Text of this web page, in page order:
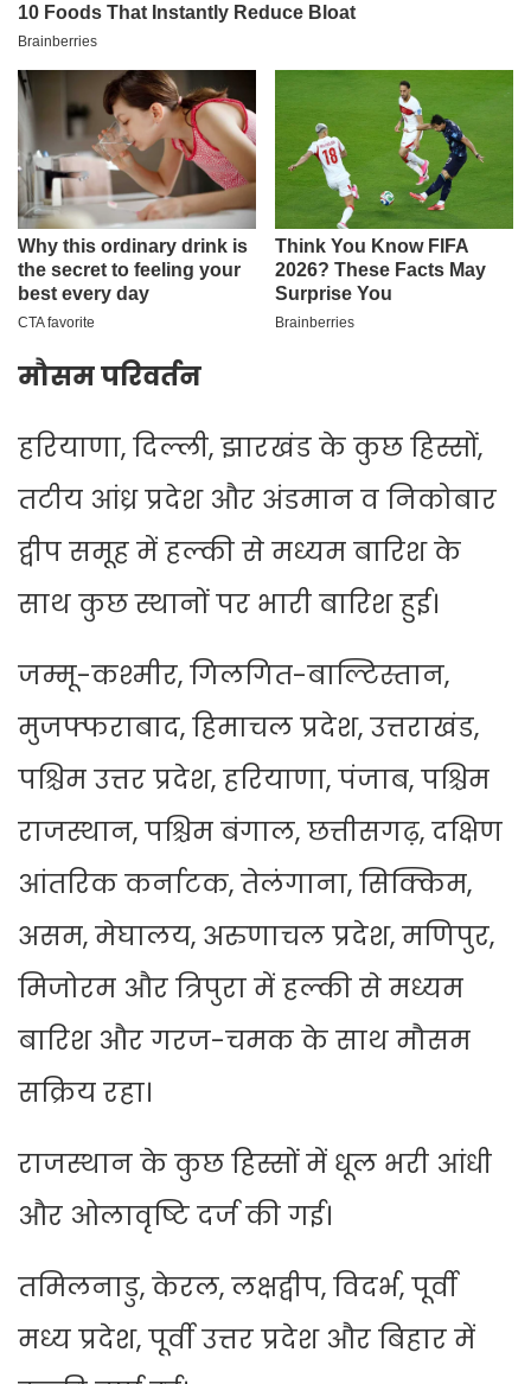
मौसम परिवर्तन
हरियाणा, दिल्ली, झारखंड के कुछ हिस्सों,
तटीय आंध्र प्रदेश और अंडमान व निकोबार
द्वीप समूह में हल्की से मध्यम बारिश के
साथ कुछ स्थानों पर भारी बारिश हुई।
जम्मू-कश्मीर, गिलगित-बाल्टिस्तान,
मुजफ्फराबाद, हिमाचल प्रदेश, उत्तराखंड,
पश्चिम उत्तर प्रदेश, हरियाणा, पंजाब, पश्चिम
राजस्थान, पश्चिम बंगाल, छत्तीसगढ़, दक्षिण
आंतरिक कर्नाटक, तेलंगाना, सिक्किम,
असम, मेघालय, अरुणाचल प्रदेश, मणिपुर,
मिजोरम और त्रिपुरा में हल्की से मध्यम
बारिश और गरज-चमक के साथ मौसम
सक्रिय रहा।
राजस्थान के कुछ हिस्सों में धूल भरी आंधी
और ओलावृष्टि दर्ज की गई।
तमिलनाडु, केरल, लक्षद्वीप, विदर्भ, पूर्वी
मध्य प्रदेश, पूर्वी उत्तर प्रदेश और बिहार में